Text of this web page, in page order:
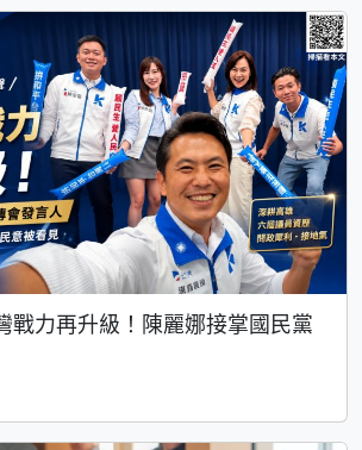
戰力再升級！陳麗娜接掌國民黨